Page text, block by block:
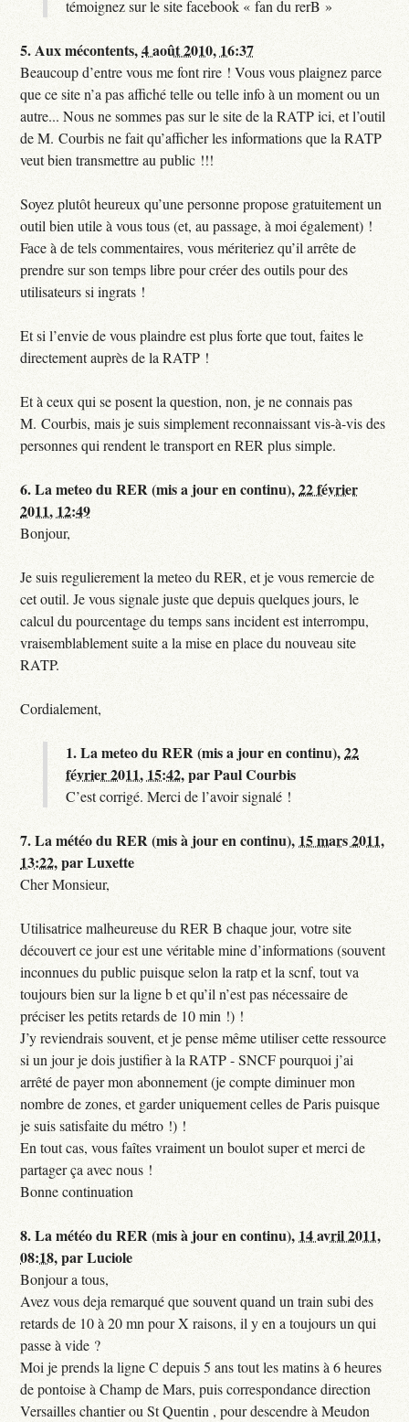
témoignez sur le site facebook « fan du rerB »
5.Aux mécontents,4 août 2010, 16:37
Beaucoup d’entre vous me font rire ! Vous vous plaignez parce
que ce site n’a pas affiché telle ou telle info à un moment ou un
autre... Nous ne sommes pas sur le site de la RATP ici, et l’outil
de M. Courbis ne fait qu’afficher les informations que la RATP
veut bien transmettre au public !!!
Soyez plutôt heureux qu’une personne propose gratuitement un
outil bien utile à vous tous (et, au passage, à moi également) !
Face à de tels commentaires, vous mériteriez qu’il arrête de
prendre sur son temps libre pour créer des outils pour des
utilisateurs si ingrats !
Et si l’envie de vous plaindre est plus forte que tout, faites le
directement auprès de la RATP !
Et à ceux qui se posent la question, non, je ne connais pas
M. Courbis, mais je suis simplement reconnaissant vis-à-vis des
personnes qui rendent le transport en RER plus simple.
6.La meteo du RER (mis a jour en continu),22 février
2011, 12:49
Bonjour,
Je suis regulierement la meteo du RER, et je vous remercie de
cet outil. Je vous signale juste que depuis quelques jours, le
calcul du pourcentage du temps sans incident est interrompu,
vraisemblablement suite a la mise en place du nouveau site
RATP.
Cordialement,
1.La meteo du RER (mis a jour en continu),22
février 2011, 15:42,parPaul Courbis
C’est corrigé. Merci de l’avoir signalé !
7.La météo du RER (mis à jour en continu), 15 mars 2011,
13:22,parLuxette
Cher Monsieur,
Utilisatrice malheureuse du RER B chaque jour, votre site
découvert ce jour est une véritable mine d’informations (souvent
inconnues du public puisque selon la ratp et la scnf, tout va
toujours bien sur la ligne b et qu’il n’est pas nécessaire de
préciser les petits retards de 10 min !) !
J’y reviendrais souvent, et je pense même utiliser cette ressource
si un jour je dois justifier à la RATP - SNCF pourquoi j’ai
arrêté de payer mon abonnement (je compte diminuer mon
nombre de zones, et garder uniquement celles de Paris puisque
je suis satisfaite du métro !) !
En tout cas, vous faîtes vraiment un boulot super et merci de
partager ça avec nous !
Bonne continuation
8.La météo du RER (mis à jour en continu), 14 avril 2011,
08:18,parLuciole
Bonjour a tous,
Avez vous deja remarqué que souvent quand un train subi des
retards de 10 à 20 mn pour X raisons, il y en a toujours un qui
passe à vide ?
Moi je prends la ligne C depuis 5 ans tout les matins à 6 heures
de pontoise à Champ de Mars, puis correspondance direction
Versailles chantier ou St Quentin , pour descendre à Meudon